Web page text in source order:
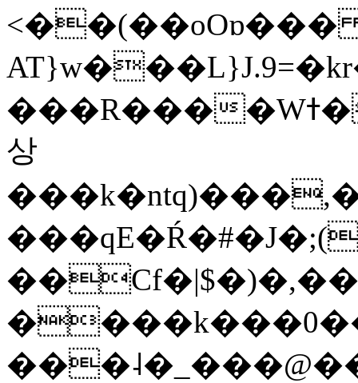
���R����Wߙ���o�O���ӯ��������?
상